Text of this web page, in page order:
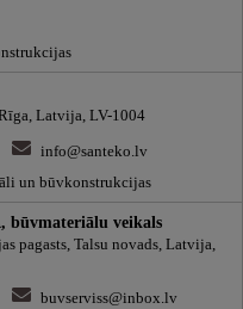
Latvija, LV-1004
info@santeko.lv
un būvkonstrukcijas
būvmateriālu veikals
pagasts, Talsu novads, Latvija,
buvserviss@inbox.lv